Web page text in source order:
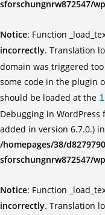
sforschungnrw872547/
Notice: Function
incorrectly. Translation
domain was triggered
some code in the plugin
should be loaded at the
Debugging in WordPress
added in version 6.7.0.) in
/homepages/38/
sforschungnrw872547/
Notice: Function
incorrectly. Translation